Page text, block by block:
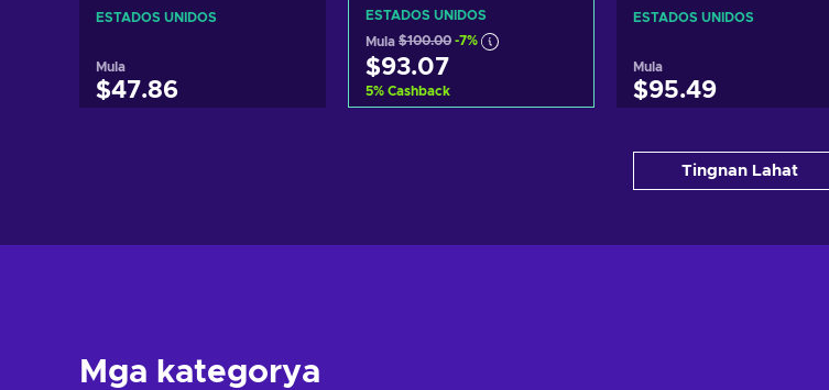
ESTADOS UNIDOS
Mula
$47.86
STATES
ESTADOS UNIDOS
Mula $100.00 -7%
$93.07
5% Cashback
ESTADOS UNIDOS
Mula
$95.49
View offers
Tingnan Lahat
Mga kategorya